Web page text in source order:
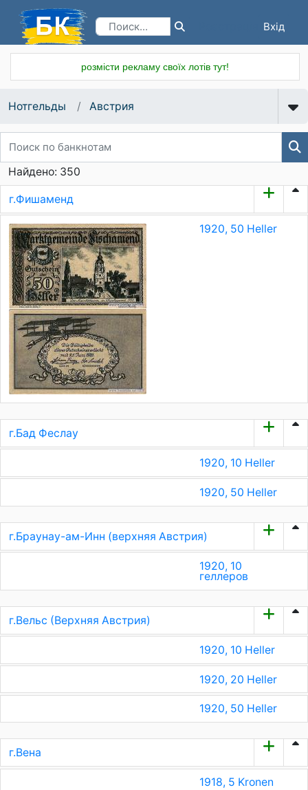
Вхід
розмісти рекламу своїх лотів тут!
Нотгельды Австрия
Найдено: 350
г.Фишаменд
1920, 50 Heller
г.Бад Феслау
1920, 10 Heller
1920, 50 Heller
г.Браунау-ам-Инн (верхняя Австрия)
1920, 10
геллеров
г.Вельс (Верхняя Австрия)
1920, 10 Heller
1920, 20 Heller
1920, 50 Heller
г.Вена
1918, 5 Kronen